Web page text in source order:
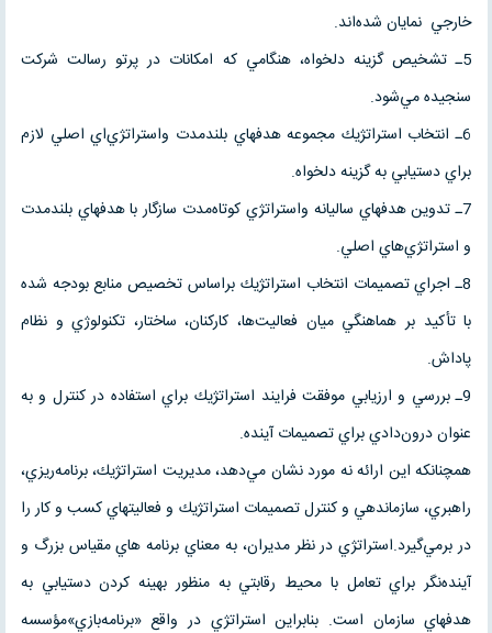
خارجي نمايان شده‌اند.
5ـ تشخيص گزينه دلخواه، هنگامي كه امكانات در پرتو رسالت شركت
سنجيده مي‌شود.
6ـ انتخاب استراتژيك مجموعه هدفهاي بلندمدت واستراتژي‌اي اصلي لازم
براي دستيابي به گزينه دلخواه.
7ـ تدوين هدفهاي ساليانه واستراتژي كوتاه‌مدت سازگار با هدفهاي بلندمدت
و استراتژي‌هاي اصلي.
8ـ اجراي تصميمات انتخاب استراتژيك براساس تخصيص منابع بودجه شده
با تأكيد بر هماهنگي ميان فعاليت‌ها، كاركنان، ساختار، تكنولوژي و نظام
پاداش.
9ـ بررسي و ارزيابي موفقت فرايند استراتژيك براي استفاده در كنترل و به
عنوان درون‌دادي براي تصميمات آينده.
همچنانكه اين ارائه نه مورد نشان مي‌دهد، مديريت استراتژيك، برنامه‌ريزي،
راهبري، سازماندهي و كنترل تصميمات استراتژيك و فعاليتهاي كسب و كار را
در برمي‌گيرد.استراتژي در نظر مديران، به معناي برنامه هاي مقياس بزرگ و
آينده‌نگر براي تعامل با محيط رقابتي به منظور بهينه كردن دستيابي به
هدفهاي سازمان است. بنابراين استراتژي در واقع «برنامه‌بازي»مؤسسه